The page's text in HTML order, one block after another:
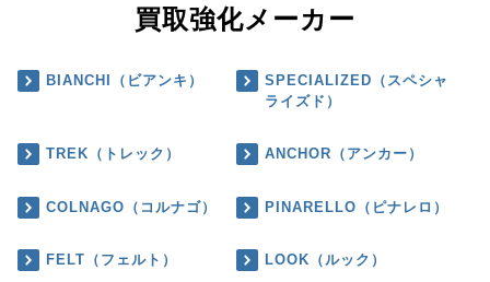
買取強化メーカー
BIANCHI（ビアンキ）
SPECIALIZED（スペシャ
ライズド）
TREK（トレック） ANCHOR（アンカー）
COLNAGO（コルナゴ） PINARELLO（ピナレロ）
FELT（フェルト） LOOK（ルック）